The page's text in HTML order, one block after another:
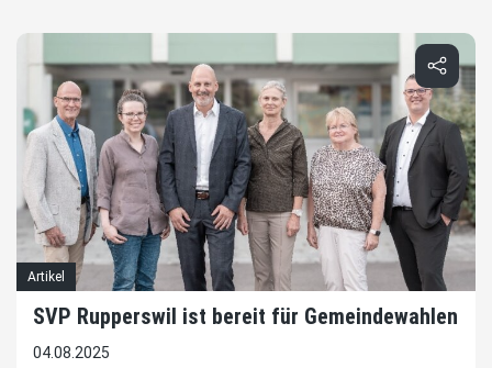
Artikel
SVP Rupperswil ist bereit für Gemeindewahlen
04.08.2025